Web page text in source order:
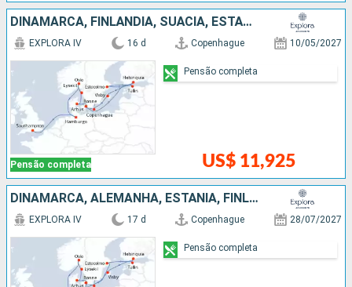
DINAMARCA, FINLÃNDIA, SUÃCIA, ESTÃNIA, NORUEGA, ALEMANHA
Pensão completa
EXPLORA IV 16 d Copenhague 10/05/2027
US$ 11,925
Pensão completa
DINAMARCA, ALEMANHA, ESTÃNIA, FINLÃNDIA, SUÃCIA, NORUEGA
EXPLORA IV 17 d Copenhague 28/07/2027
Pensão completa